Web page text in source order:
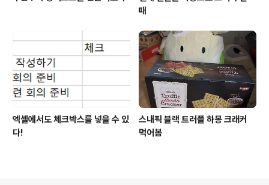
때
엑셀에서도 체크박스를 넣을 수 있
다!
스내픽 블랙 트러플 하몽 크래커
먹어봄